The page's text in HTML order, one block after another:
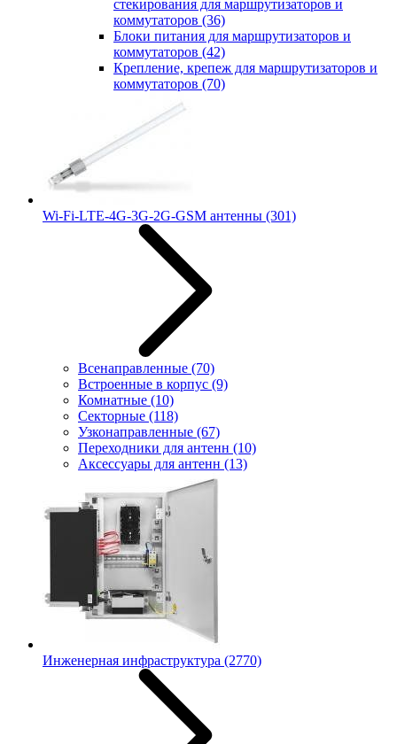
стекирования для маршрутизаторов и
коммутаторов (36)
Блоки питания для маршрутизаторов и
коммутаторов (42)
Крепление, крепеж для маршрутизаторов и
коммутаторов (70)
Wi-Fi-LTE-4G-3G-2G-GSM антенны (301)
Всенаправленные (70)
Встроенные в корпус (9)
Комнатные (10)
Секторные (118)
Узконаправленные (67)
Переходники для антенн (10)
Аксессуары для антенн (13)
Инженерная инфраструктура (2770)